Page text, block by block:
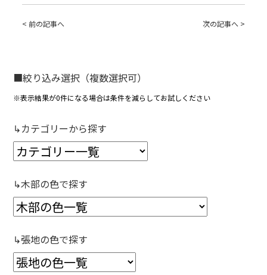
< 前の記事へ 次の記事へ >
■絞り込み選択（複数選択可）
※表示結果が0件になる場合は条件を減らしてお試しください
↳カテゴリーから探す
↳木部の色で探す
↳張地の色で探す